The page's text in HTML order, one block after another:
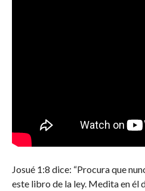
Josué 1:8 dice: “Procura que
este libro de la ley. Medita en él